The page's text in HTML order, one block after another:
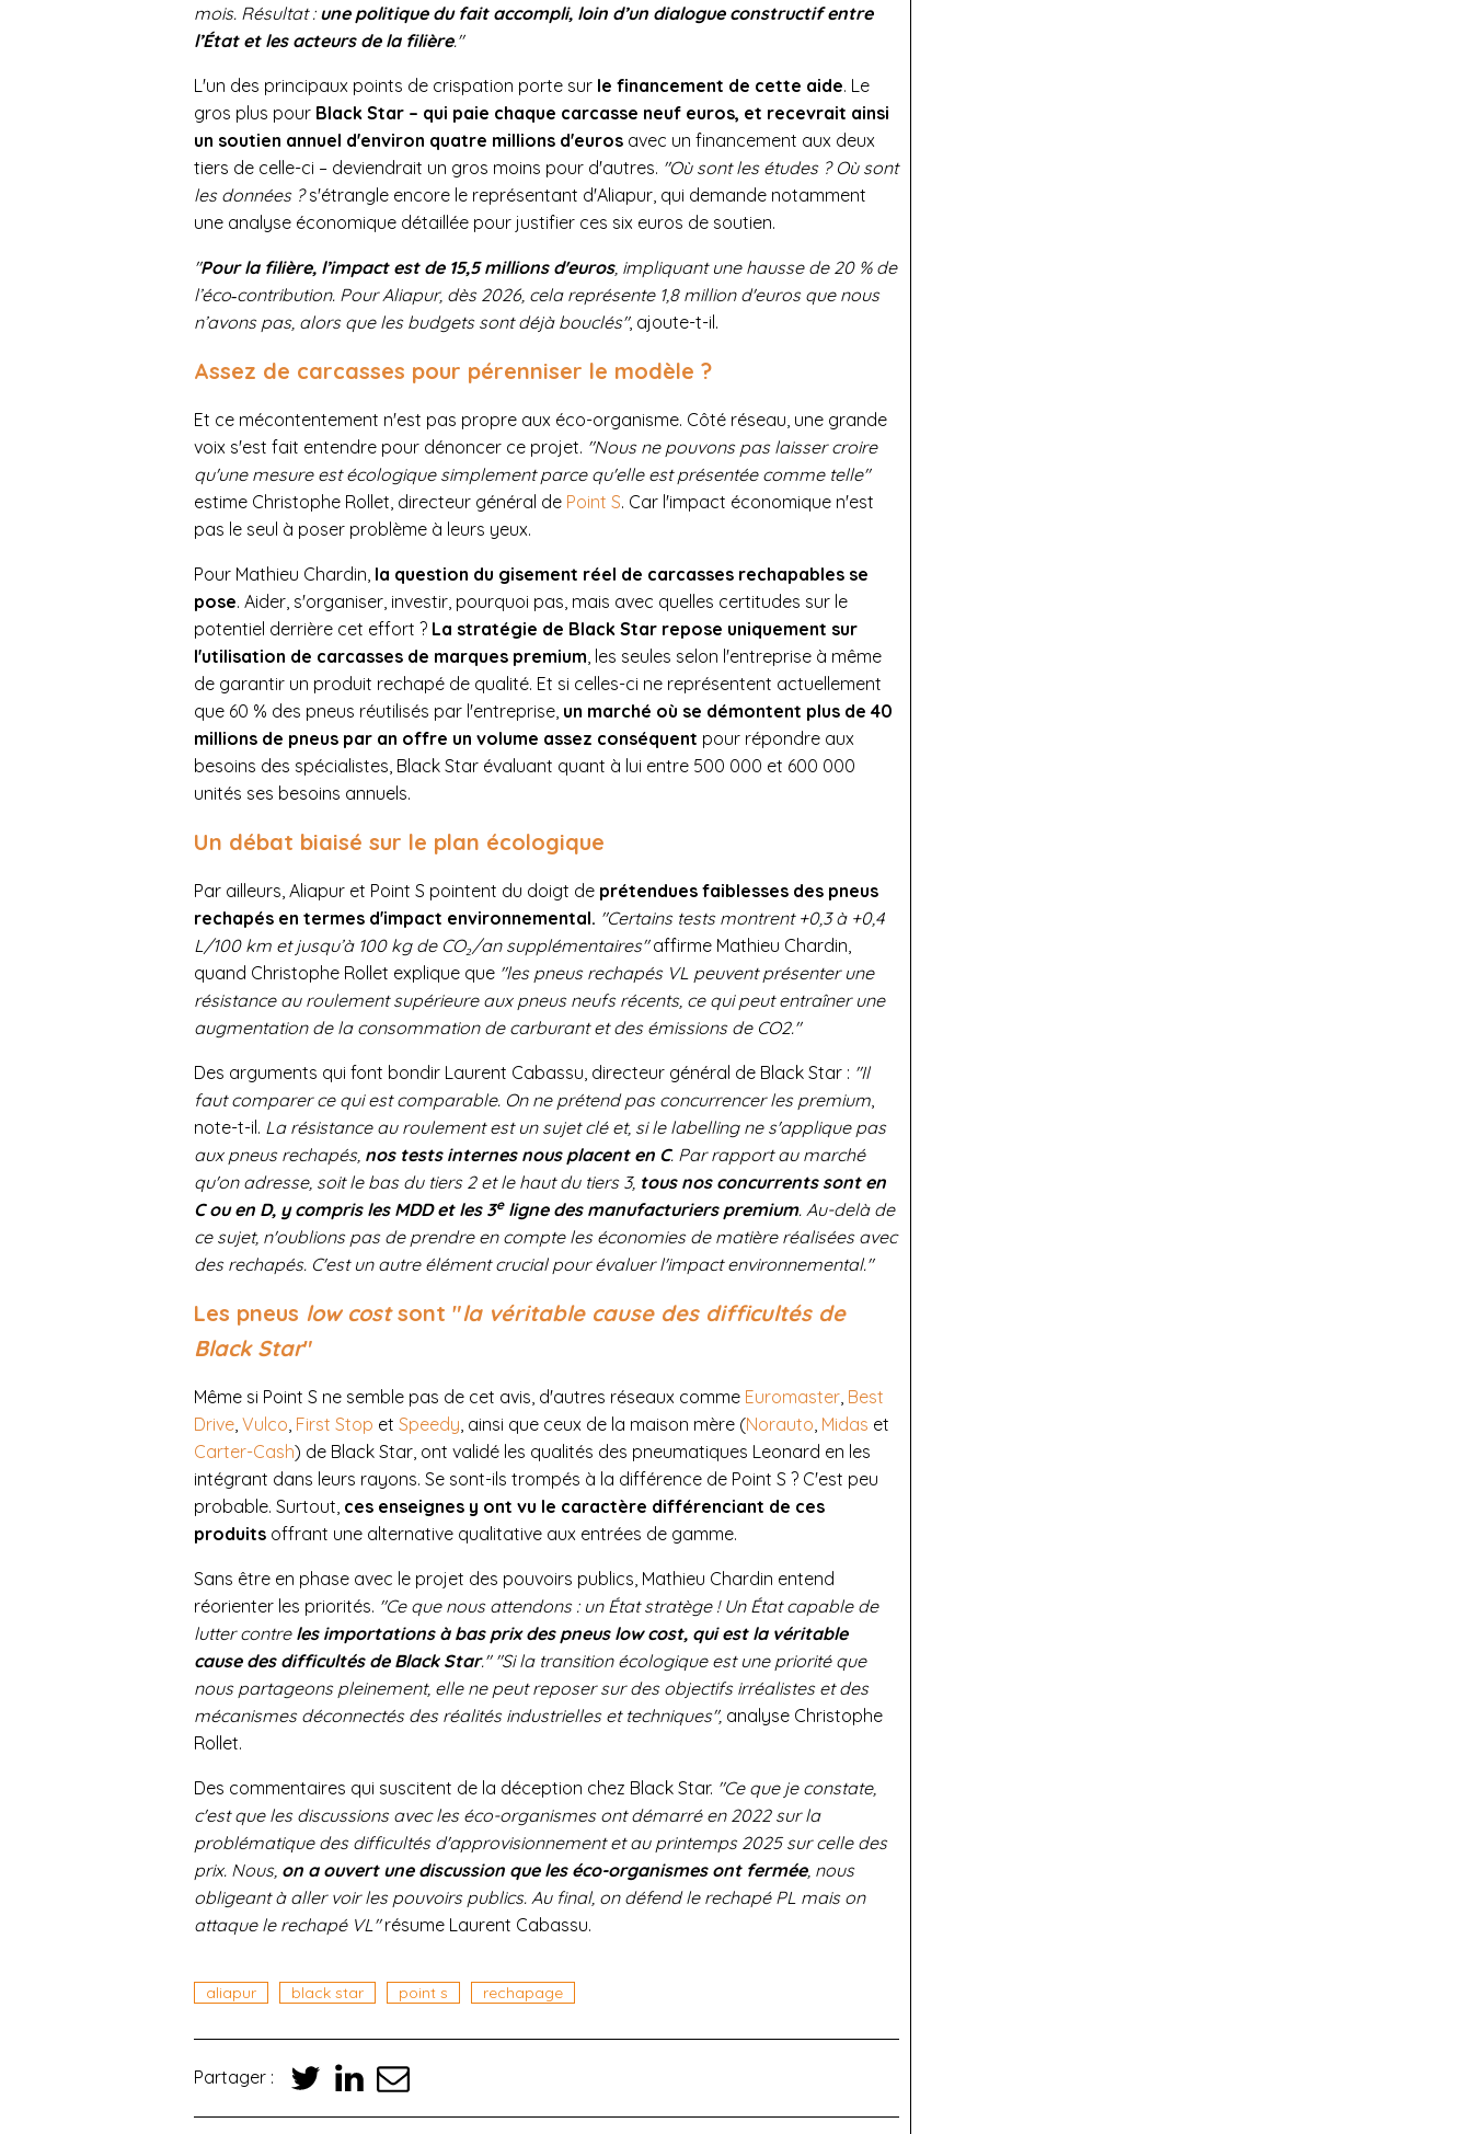
mois. Résultat : une politique du fait accompli, loin d’un dialogue constructif entre
l’État et les acteurs de la filière."
L'un des principaux points de crispation porte sur le financement de cette aide. Le
gros plus pour Black Star – qui paie chaque carcasse neuf euros, et recevrait ainsi
un soutien annuel d'environ quatre millions d'euros avec un financement aux deux
tiers de celle-ci – deviendrait un gros moins pour d'autres. "Où sont les études ? Où sont
les données ?s'étrangle encore le représentant d'Aliapur, qui demande notamment
une analyse économique détaillée pour justifier ces six euros de soutien.
"Pour la filière, l’impact est de 15,5 millions d'euros, impliquant une hausse de 20 % de
l’éco‑contribution. Pour Aliapur, dès 2026, cela représente 1,8 million d'euros que nous
n’avons pas, alors que les budgets sont déjà bouclés", ajoute-t-il.
Assez de carcasses pour pérenniser le modèle ?
Et ce mécontentement n'est pas propre aux éco-organisme. Côté réseau, une grande
voix s'est fait entendre pour dénoncer ce projet. "Nous ne pouvons pas laisser croire
qu'une mesure est écologique simplement parce qu'elle est présentée comme telle"
estime Christophe Rollet, directeur général de Point S. Car l'impact économique n'est
pas le seul à poser problème à leurs yeux.
Pour Mathieu Chardin, la question du gisement réel de carcasses rechapables se
pose. Aider, s'organiser, investir, pourquoi pas, mais avec quelles certitudes sur le
potentiel derrière cet effort ? La stratégie de Black Star repose uniquement sur
l'utilisation de carcasses de marques premium , les seules selon l'entreprise à même
de garantir un produit rechapé de qualité. Et si celles-ci ne représentent actuellement
que 60 % des pneus réutilisés par l'entreprise, un marché où se démontent plus de 40
millions de pneus par an offre un volume assez conséquent pour répondre aux
besoins des spécialistes, Black Star évaluant quant à lui entre 500 000 et 600 000
unités ses besoins annuels.
Un débat biaisé sur le plan écologique
Par ailleurs, Aliapur et Point S pointent du doigt de prétendues faiblesses des pneus
rechapés en termes d'impact environnemental. "Certains tests montrent +0,3 à +0,4
L/100 km et jusqu’à 100 kg de CO₂/an supplémentaires"affirme Mathieu Chardin,
quand Christophe Rollet explique que "les pneus rechapés VL peuvent présenter une
résistance au roulement supérieure aux pneus neufs récents, ce qui peut entraîner une
augmentation de la consommation de carburant et des émissions de CO2."
Des arguments qui font bondir Laurent Cabassu, directeur général de Black Star : "Il
faut comparer ce qui est comparable. On ne prétend pas concurrencer les premium
note-t-il. La résistance au roulement est un sujet clé et, si le labelling ne s'applique pas
aux pneus rechapés, nos tests internes nous placent en C. Par rapport au marché
qu'on adresse, soit le bas du tiers 2 et le haut du tiers 3, tous nos concurrents sont en
C ou en D, y compris les MDD et les 3eligne des manufacturiers premium. Au-delà de
ce sujet, n'oublions pas de prendre en compte les économies de matière réalisées avec
des rechapés. C'est un autre élément crucial pour évaluer l'impact environnemental."
Les pneus low costsont "la véritable cause des difficultés de
Black Star"
Même si Point S ne semble pas de cet avis, d'autres réseaux comme Euromaster Best
Drive Vulco First Stop et Speedy , ainsi que ceux de la maison mère (Norauto Midas et
Carter-Cash) de Black Star, ont validé les qualités des pneumatiques Leonard en les
intégrant dans leurs rayons. Se sont-ils trompés à la différence de Point S ? C'est peu
probable. Surtout, ces enseignes y ont vu le caractère différenciant de ces
produits offrant une alternative qualitative aux entrées de gamme.
Sans être en phase avec le projet des pouvoirs publics, Mathieu Chardin entend
réorienter les priorités. "Ce que nous attendons : un État stratège ! Un État capable de
lutter contre les importations à bas prix des pneus low cost, qui est la véritable
cause des difficultés de Black Star." "Si la transition écologique est une priorité que
nous partageons pleinement, elle ne peut reposer sur des objectifs irréalistes et des
mécanismes déconnectés des réalités industrielles et techniques", analyse Christophe
Rollet.
Des commentaires qui suscitent de la déception chez Black Star. "Ce que je constate,
c'est que les discussions avec les éco-organismes ont démarré en 2022 sur la
problématique des difficultés d'approvisionnement et au printemps 2025 sur celle des
prix. Nous, on a ouvert une discussion que les éco-organismes ont fermée, nous
obligeant à aller voir les pouvoirs publics. Au final, on défend le rechapé PL mais on
attaque le rechapé VL"résume Laurent Cabassu.
aliapur black star point s rechapage
Partager :